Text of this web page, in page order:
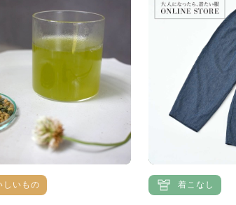
しいもの 着こなし